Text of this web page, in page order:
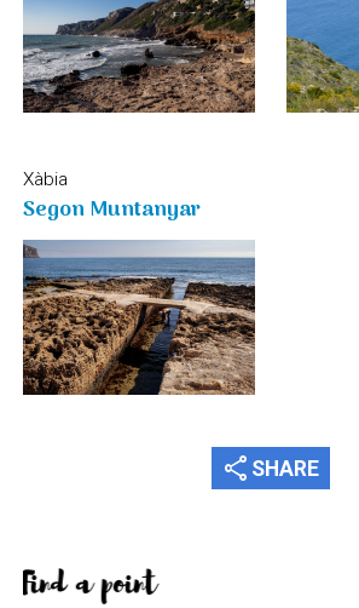
Xàbia
Segon Muntanyar
share SHARE
Find a point